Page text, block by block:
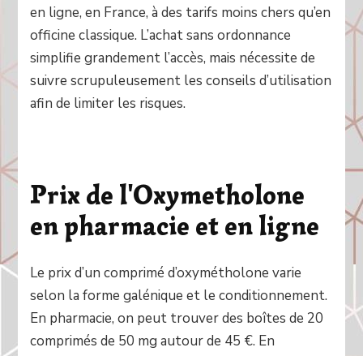
en ligne, en France, à des tarifs moins chers qu’en
officine classique. L’achat sans ordonnance
simplifie grandement l’accès, mais nécessite de
suivre scrupuleusement les conseils d’utilisation
afin de limiter les risques.
Prix de l'Oxymetholone
en pharmacie et en ligne
Le prix d’un comprimé d’oxymétholone varie
selon la forme galénique et le conditionnement.
En pharmacie, on peut trouver des boîtes de 20
comprimés de 50 mg autour de 45 €. En